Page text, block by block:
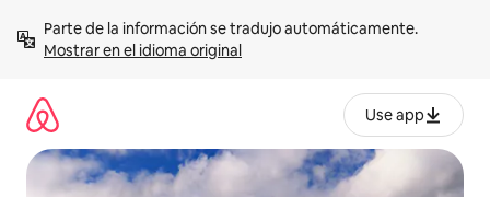
contenidoMostrar en el idioma original
Use app